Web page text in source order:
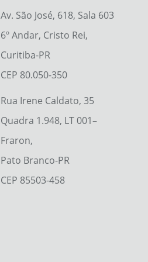
Av. São José, 618, Sala 603
6º Andar, Cristo Rei,
Curitiba-PR
CEP 80.050-350
Rua Irene Caldato, 35
Quadra 1.948, LT 001–
Fraron,
Pato Branco-PR
CEP 85503-458